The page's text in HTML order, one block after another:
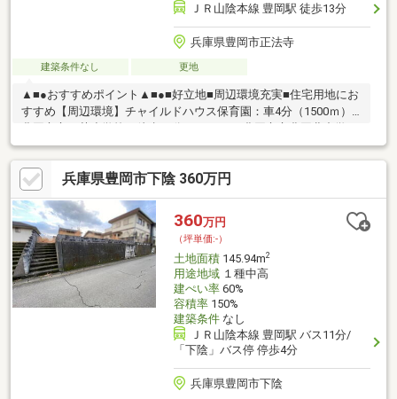
ＪＲ山陰本線 豊岡駅 徒歩13分
兵庫県豊岡市正法寺
建築条件なし 更地
▲■●おすすめポイント▲■●■好立地■周辺環境充実■住宅用地にお
すすめ【周辺環境】チャイルドハウス保育園：車4分（1500ｍ）
校：徒歩21分（1600ｍ）フレッシュバザール豊岡正法寺店：車1
分（350ｍ）ミニストップ豊岡正法寺店：車1分（70ｍ）ゴダイ豊
岡戸牧店：車2分（700ｍ）豊岡高屋郵便局：車1分（150ｍ）但馬
信用金庫豊岡西支店：1分（270ｍ）＼敷地約64坪のお土地／※現
況渡し現地案内随時受け付けております！是非、お問い合わせく
ださい。
兵庫県豊岡市下陰 360万円
360万円
（坪単価:-）
土地面積145.94m2
用途地域１種中高
建ぺい率60%
容積率150%
建築条件なし
ＪＲ山陰本線 豊岡駅 バス11分/
「下陰」バス停 停歩4分
兵庫県豊岡市下陰